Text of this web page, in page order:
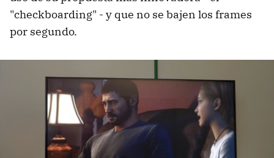
"checkboarding" - y que no se bajen los frames
por segundo.